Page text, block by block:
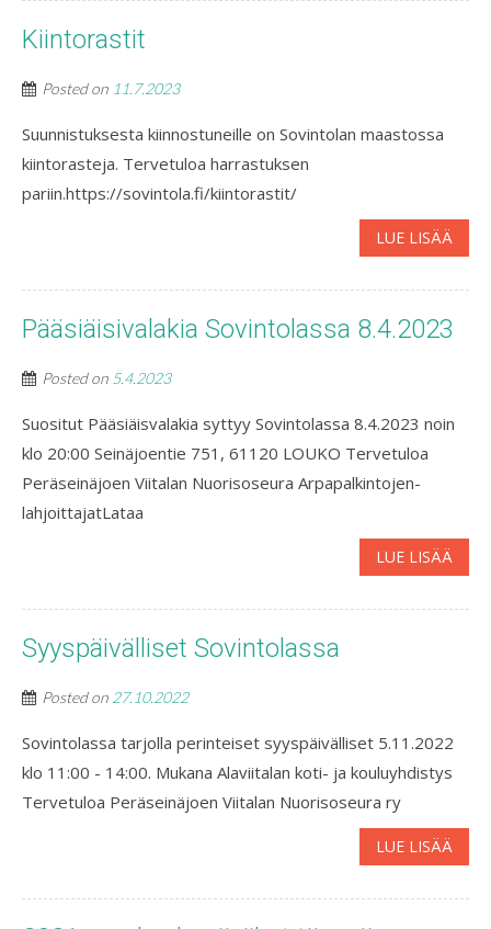
Kiintorastit
Posted on 11.7.2023
Suunnistuksesta kiinnostuneille on Sovintolan maastossa
kiintorasteja. Tervetuloa harrastuksen
pariin.https://sovintola.fi/kiintorastit/
LUE LISÄÄ
Pääsiäisivalakia Sovintolassa 8.4.2023
Posted on 5.4.2023
Suositut Pääsiäisvalakia syttyy Sovintolassa 8.4.2023 noin
klo 20:00 Seinäjoentie 751, 61120 LOUKO Tervetuloa
Peräseinäjoen Viitalan Nuorisoseura Arpapalkintojen-
lahjoittajatLataa
LUE LISÄÄ
Syyspäivälliset Sovintolassa
Posted on 27.10.2022
Sovintolassa tarjolla perinteiset syyspäivälliset 5.11.2022
klo 11:00 - 14:00. Mukana Alaviitalan koti- ja kouluyhdistys
Tervetuloa Peräseinäjoen Viitalan Nuorisoseura ry
LUE LISÄÄ